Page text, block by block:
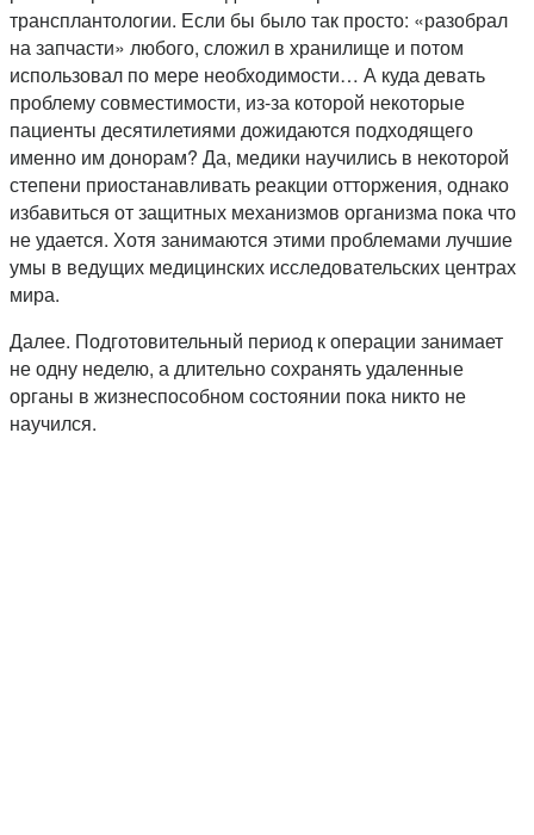
трансплантологии. Если бы было так просто: «разобрал
на запчасти» любого, сложил в хранилище и потом
использовал по мере необходимости… А куда девать
проблему совместимости, из-за которой некоторые
пациенты десятилетиями дожидаются подходящего
именно им донорам? Да, медики научились в некоторой
степени приостанавливать реакции отторжения, однако
избавиться от защитных механизмов организма пока что
не удается. Хотя занимаются этими проблемами лучшие
умы в ведущих медицинских исследовательских центрах
мира.
Далее. Подготовительный период к операции занимает
не одну неделю, а длительно сохранять удаленные
органы в жизнеспособном состоянии пока никто не
научился.